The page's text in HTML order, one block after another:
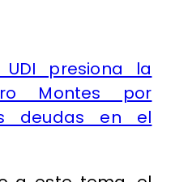
UDI presiona la
Montes por
deudas en el